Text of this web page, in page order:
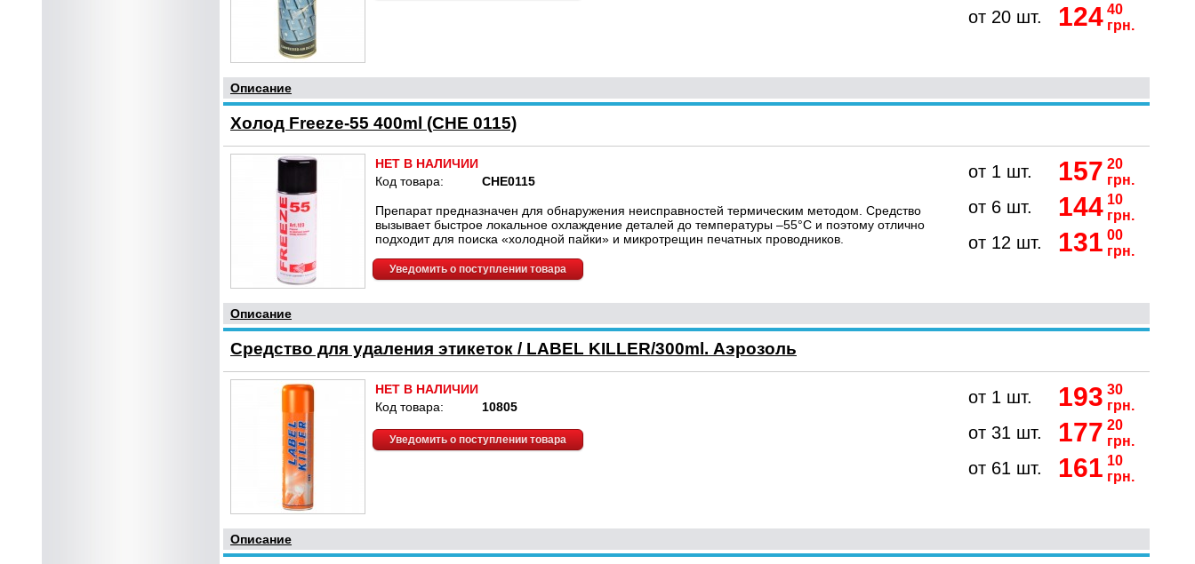
от 20 шт. 124 40
грн.
Описание
Холод Freeze-55 400ml (CHE 0115)
НЕТ В НАЛИЧИИ
Код товара:
CHE0115
Препарат предназначен для обнаружения неисправностей термическим методом. Средство
вызывает быстрое локальное охлаждение деталей до температуры –55°C и поэтому отлично
подходит для поиска «холодной пайки» и микротрещин печатных проводников.
Уведомить о поступлении товара
от 1 шт. 157 20
грн.
от 6 шт. 144 10
грн.
от 12 шт. 131 00
грн.
Описание
Средство для удаления этикеток / LABEL KILLER/300ml. Аэрозоль
НЕТ В НАЛИЧИИ
Код товара:
10805
Уведомить о поступлении товара
от 1 шт. 193 30
грн.
от 31 шт. 177 20
грн.
от 61 шт. 161 10
грн.
Описание